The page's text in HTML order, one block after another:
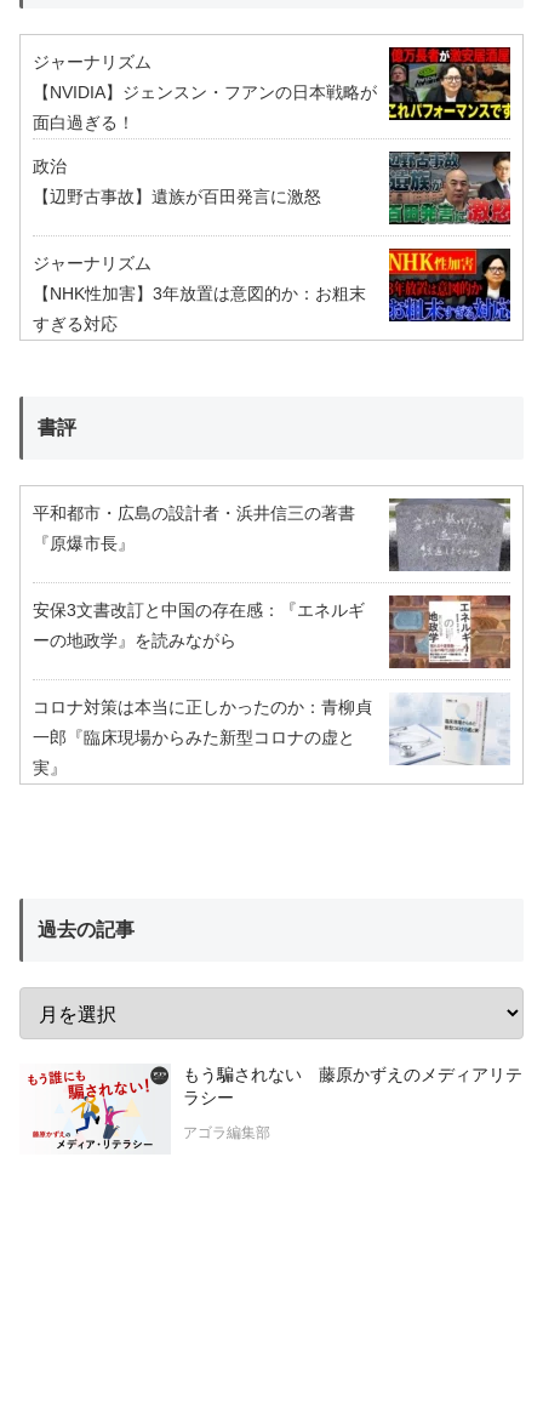
ジャーナリズム
【NVIDIA】ジェンスン・フアンの日本戦略が
面白過ぎる！
政治
【辺野古事故】遺族が百田発言に激怒
ジャーナリズム
【NHK性加害】3年放置は意図的か：お粗末
すぎる対応
書評
平和都市・広島の設計者・浜井信三の著書
『原爆市長』
安保3文書改訂と中国の存在感：『エネルギ
ーの地政学』を読みながら
コロナ対策は本当に正しかったのか：青柳貞
一郎『臨床現場からみた新型コロナの虚と
実』
過去の記事
もう騙されない 藤原かずえのメディアリテ
ラシー
アゴラ編集部